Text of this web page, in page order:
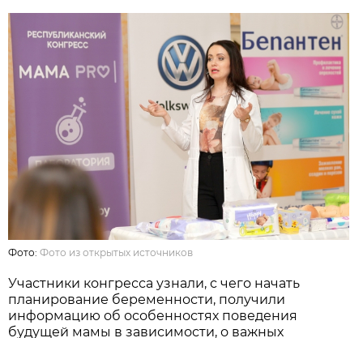
Фото:Фото из открытых источников
Участники конгресса узнали, с чего начать
планирование беременности, получили
информацию об особенностях поведения
будущей мамы в зависимости, о важных